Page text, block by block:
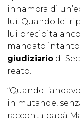
innamora di
lui. Quando lei
lui precipita
mandato intanto
giudiziario di
reato.
“Quando
in mutande,
racconta papà